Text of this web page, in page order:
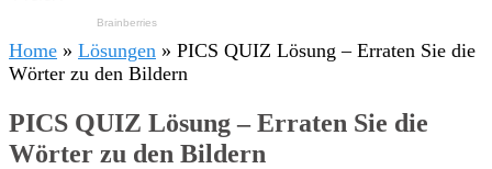
Home » Lösungen » PICS QUIZ Lösung – Erraten Sie die
Wörter zu den Bildern
PICS QUIZ Lösung – Erraten Sie die
Wörter zu den Bildern